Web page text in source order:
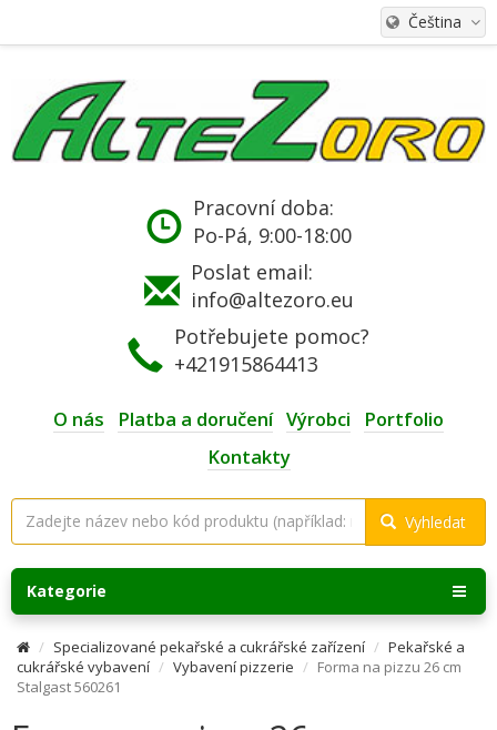
Čeština
Pracovní doba:
Po-Pá, 9:00-18:00
Poslat email:
info@altezoro.eu
Potřebujete pomoc?
+421915864413
O nás Platba a doručení Výrobci
Portfolio
Kontakty
Vyhledat
Kategorie
Specializované pekařské a cukrářské zařízení
Pekařské a
cukrářské vybavení
Vybavení pizzerie
Forma na pizzu 26 cm
Stalgast 560261